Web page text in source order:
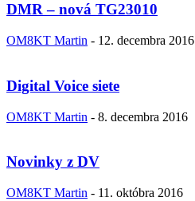
DMR – nová TG23010
OM8KT Martin - 12. decembra 2016
Digital Voice siete
OM8KT Martin - 8. decembra 2016
Novinky z DV
OM8KT Martin - 11. októbra 2016